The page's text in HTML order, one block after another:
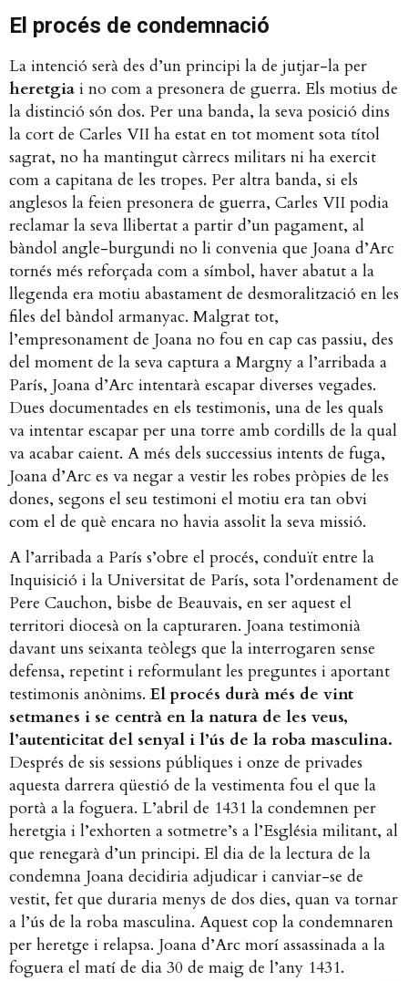
El procés de condemnació
La intenció serà des d’un principi la de jutjar-la per
heretgia i no com a presonera de guerra. Els motius de
la distinció són dos. Per una banda, la seva posició dins
la cort de Carles VII ha estat en tot moment sota títol
sagrat, no ha mantingut càrrecs militars ni ha exercit
com a capitana de les tropes. Per altra banda, si els
anglesos la feien presonera de guerra, Carles VII podia
reclamar la seva llibertat a partir d’un pagament, al
bàndol angle-burgundi no li convenia que Joana d’Arc
tornés més reforçada com a símbol, haver abatut a la
llegenda era motiu abastament de desmoralització en les
files del bàndol armanyac. Malgrat tot,
l’empresonament de Joana no fou en cap cas passiu, des
del moment de la seva captura a Margny a l’arribada a
París, Joana d’Arc intentarà escapar diverses vegades.
Dues documentades en els testimonis, una de les quals
va intentar escapar per una torre amb cordills de la qual
va acabar caient. A més dels successius intents de fuga,
Joana d’Arc es va negar a vestir les robes pròpies de les
dones, segons el seu testimoni el motiu era tan obvi
com el de què encara no havia assolit la seva missió.
A l’arribada a París s’obre el procés, conduït entre la
Inquisició i la Universitat de París, sota l’ordenament de
Pere Cauchon, bisbe de Beauvais, en ser aquest el
territori diocesà on la capturaren. Joana testimonià
davant uns seixanta teòlegs que la interrogaren sense
defensa, repetint i reformulant les preguntes i aportant
testimonis anònims.El procés durà més de vint
setmanes i se centrà en la natura de les veus,
l’autenticitat del senyal i l’ús de la roba masculina.
Després de sis sessions públiques i onze de privades
aquesta darrera qüestió de la vestimenta fou el que la
portà a la foguera. L’abril de 1431 la condemnen per
heretgia i l’exhorten a sotmetre’s a l’Església militant, al
que renegarà d’un principi. El dia de la lectura de la
condemna Joana decidiria adjudicar i canviar-se de
vestit, fet que duraria menys de dos dies, quan va tornar
a l’ús de la roba masculina. Aquest cop la condemnaren
per heretge i relapsa. Joana d’Arc morí assassinada a la
foguera el matí de dia 30 de maig de l’any 1431.